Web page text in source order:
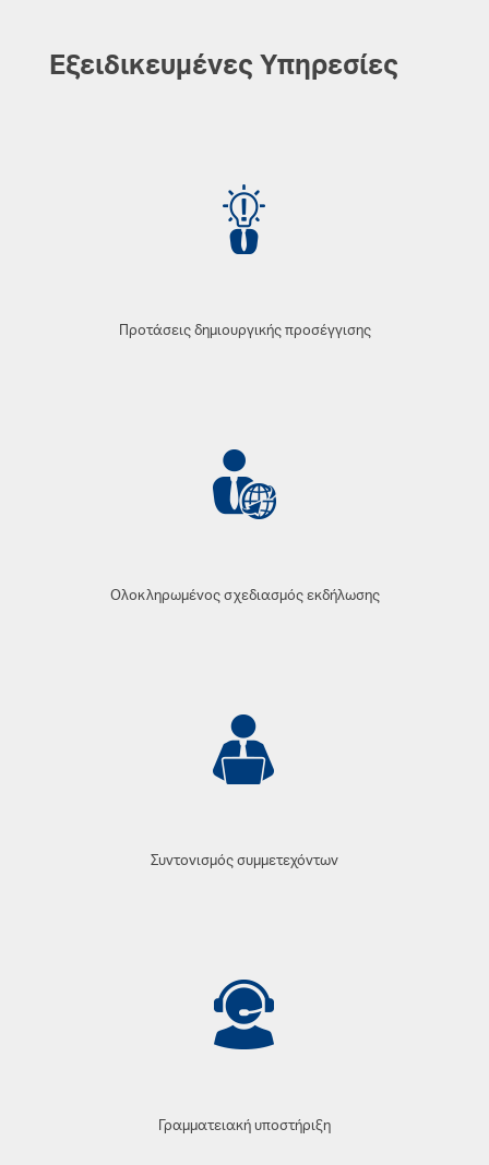
Εξειδικευμένες Υπηρεσίες
Προτάσεις δημιουργικής προσέγγισης
Ολοκληρωμένος σχεδιασμός εκδήλωσης
Συντονισμός συμμετεχόντων
Γραμματειακή υποστήριξη